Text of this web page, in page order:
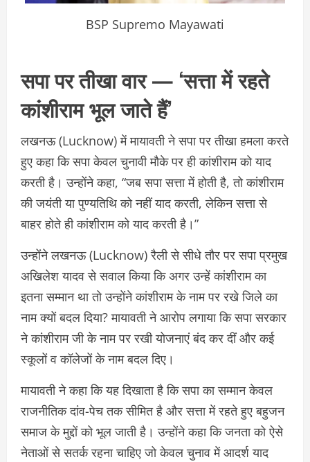
BSP Supremo Mayawati
सपा पर तीखा वार — ‘सत्ता में रहते
कांशीराम भूल जाते हैं’
लखनऊ (Lucknow) में मायावती ने सपा पर तीखा हमला करते
हुए कहा कि सपा केवल चुनावी मौके पर ही कांशीराम को याद
करती है। उन्होंने कहा, “जब सपा सत्ता में होती है, तो कांशीराम
की जयंती या पुण्यतिथि को नहीं याद करती, लेकिन सत्ता से
बाहर होते ही कांशीराम को याद करती है।”
उन्होंने लखनऊ (Lucknow) रैली से सीधे तौर पर सपा प्रमुख
अखिलेश यादव से सवाल किया कि अगर उन्हें कांशीराम का
इतना सम्मान था तो उन्होंने कांशीराम के नाम पर रखे जिले का
नाम क्यों बदल दिया? मायावती ने आरोप लगाया कि सपा सरकार
ने कांशीराम जी के नाम पर रखी योजनाएं बंद कर दीं और कई
स्कूलों व कॉलेजों के नाम बदल दिए।
मायावती ने कहा कि यह दिखाता है कि सपा का सम्मान केवल
राजनीतिक दांव-पेच तक सीमित है और सत्ता में रहते हुए बहुजन
समाज के मुद्दों को भूल जाती है। उन्होंने कहा कि जनता को ऐसे
नेताओं से सतर्क रहना चाहिए जो केवल चुनाव में आदर्श याद